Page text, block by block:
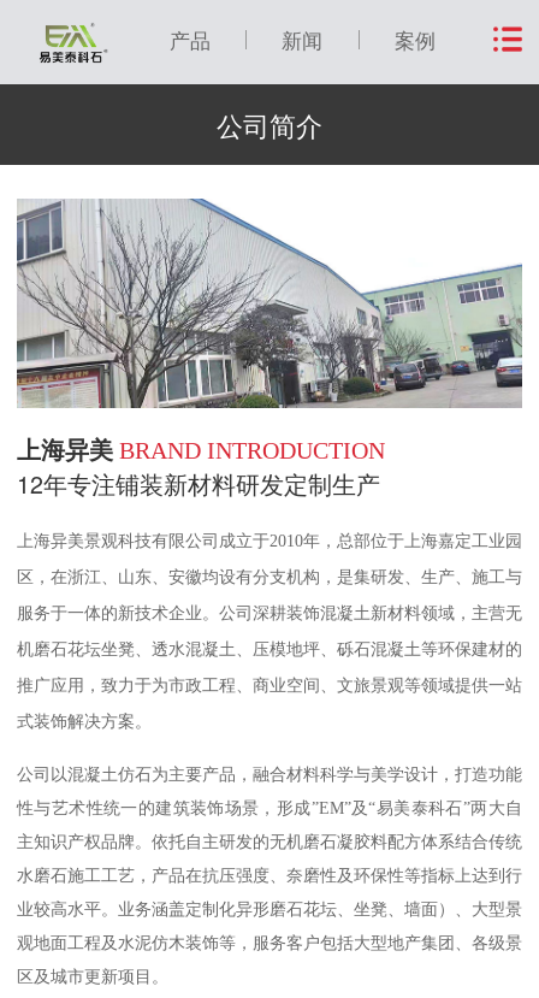
产品 新闻 案例
公司简介
上海异美 BRAND INTRODUCTION
12年专注铺装新材料研发定制生产
上海异美景观科技有限公司成立于2010年，总部位于上海嘉定工业园
区，在浙江、山东、安徽均设有分支机构，是集研发、生产、施工与
服务于一体的新技术企业。公司深耕装饰混凝土新材料领域，主营无
机磨石花坛坐凳、透水混凝土、压模地坪、砾石混凝土等环保建材的
推广应用，致力于为市政工程、商业空间、文旅景观等领域提供一站
式装饰解决方案。
公司以混凝土仿石为主要产品，融合材料科学与美学设计，打造功能
性与艺术性统一的建筑装饰场景，形成”EM”及“易美泰科石”两大自
主知识产权品牌。依托自主研发的无机磨石凝胶料配方体系结合传统
水磨石施工工艺，产品在抗压强度、奈磨性及环保性等指标上达到行
业较高水平。业务涵盖定制化异形磨石花坛、坐凳、墙面）、大型景
观地面工程及水泥仿木装饰等，服务客户包括大型地产集团、各级景
区及城市更新项目。